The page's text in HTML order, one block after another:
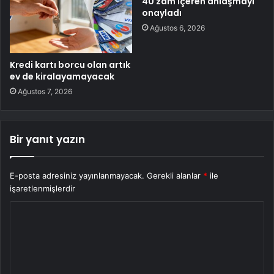
Kredi kartı borcu olan artık
ev de kiralayamayacak
Ağustos 7, 2026
onayladı
Ağustos 6, 2026
Bir yanıt yazın
E-posta adresiniz yayınlanmayacak. Gerekli alanlar * ile
işaretlenmişlerdir